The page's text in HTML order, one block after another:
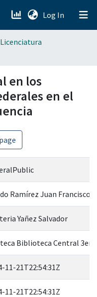
Log In (current)
en los
en el
Ramírez Juan Francisco
Yañez Salvador
Biblioteca Central 3er.
11-21T22:54:31Z
11-21T22:54:31Z